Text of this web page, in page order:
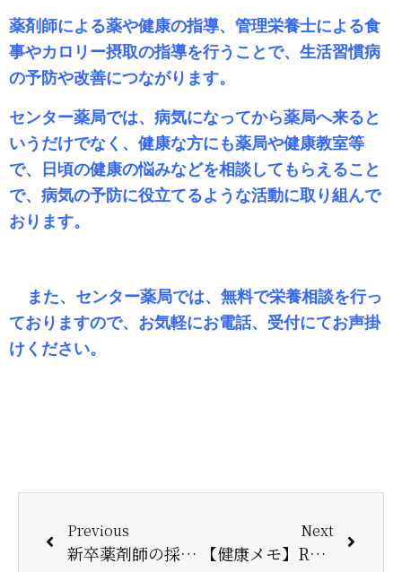
薬剤師による薬や健康の指導、管理栄養士による食
事やカロリー摂取の指導を行うことで、生活習慣病
の予防や改善につながります。
センター薬局では、病気になってから薬局へ来ると
いうだけでなく、健康な方にも薬局や健康教室等
で、日頃の健康の悩みなどを相談してもらえること
で、病気の予防に役立てるような活動に取り組んで
おります。
また、センター薬局では、無料で栄養相談を行っ
ておりますので、お気軽にお電話、受付にてお声掛
けください。
Previous
新卒薬剤師の採用試験について
Next
【健康メモ】R７.5月～6月号